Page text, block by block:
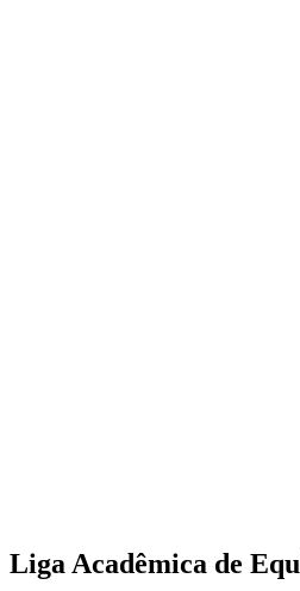
Liga Acadêmica de